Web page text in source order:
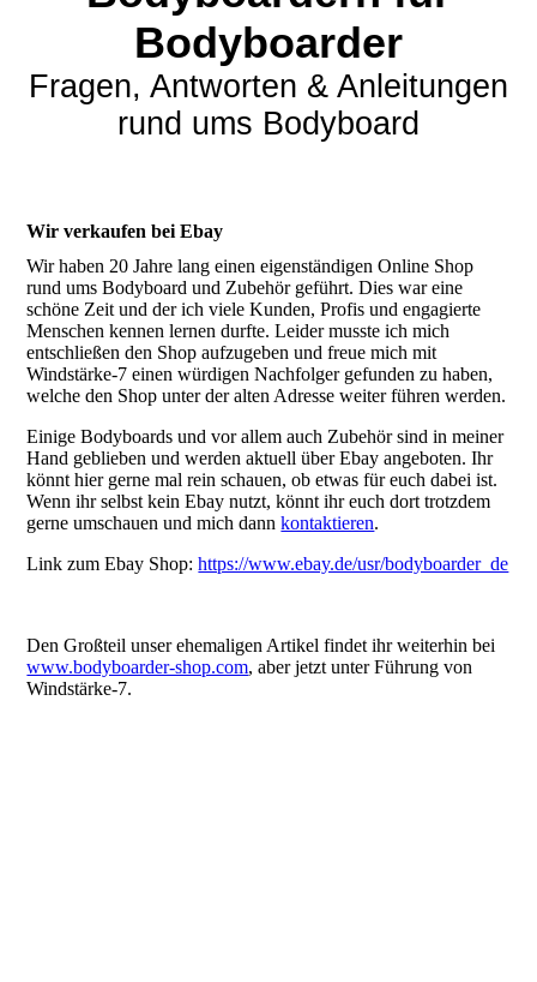
Bodyboarder
Fragen, Antworten & Anleitungen
rund ums Bodyboard
Wir verkaufen bei Ebay
Wir haben 20 Jahre lang einen eigenständigen Online Shop
rund ums Bodyboard und Zubehör geführt. Dies war eine
schöne Zeit und der ich viele Kunden, Profis und engagierte
Menschen kennen lernen durfte. Leider musste ich mich
entschließen den Shop aufzugeben und freue mich mit
Windstärke-7 einen würdigen Nachfolger gefunden zu haben,
welche den Shop unter der alten Adresse weiter führen werden.
Einige Bodyboards und vor allem auch Zubehör sind in meiner
Hand geblieben und werden aktuell über Ebay angeboten. Ihr
könnt hier gerne mal rein schauen, ob etwas für euch dabei ist.
Wenn ihr selbst kein Ebay nutzt, könnt ihr euch dort trotzdem
gerne umschauen und mich dannkontaktieren.
Link zum Ebay Shop:https://www.ebay.de/usr/bodyboarder_de
Den Großteil unser ehemaligen Artikel findet ihr weiterhin bei
www.bodyboarder-shop.com, aber jetzt unter Führung von
Windstärke-7.